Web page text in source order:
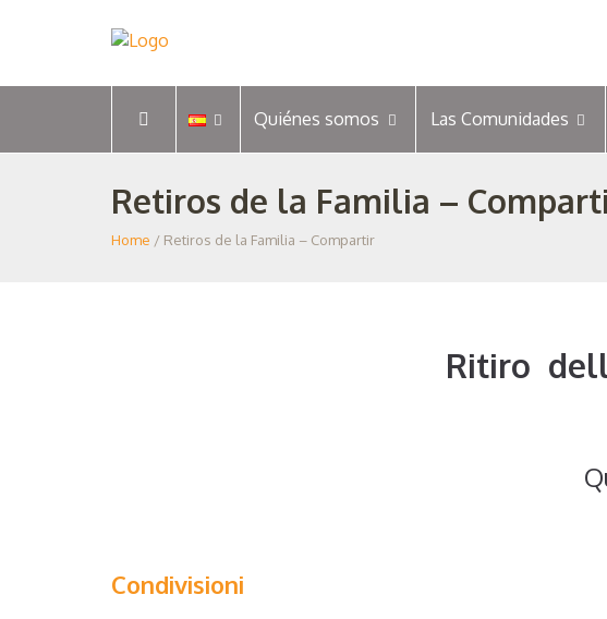
Quiénes somos Las Comunidades
Retiros de la Familia –
Home / Retiros de la Familia – Compartir
Ritiro
Condivisioni